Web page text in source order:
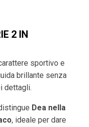
2 IN
sportivo e
brillante senza
dettagli.
Dea nella
, ideale per dare